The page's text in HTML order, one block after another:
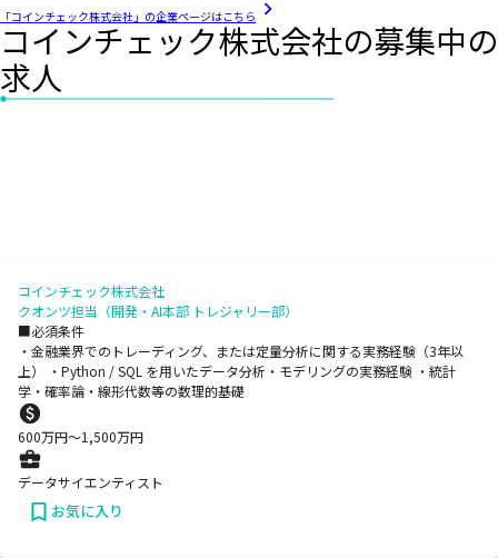
「コインチェック株式会社」の企業ページはこちら
コインチェック株式会社の募集中の
求人
コインチェック株式会社
クオンツ担当（開発・AI本部 トレジャリー部）
■必須条件
・金融業界でのトレーディング、または定量分析に関する実務経験（3年以
上） ・Python / SQL を用いたデータ分析・モデリングの実務経験 ・統計
学・確率論・線形代数等の数理的基礎
600万円〜1,500万円
データサイエンティスト
お気に入り